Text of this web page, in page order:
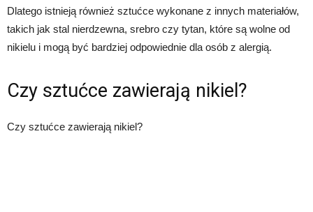
Dlatego istnieją również sztućce wykonane z innych materiałów,
takich jak stal nierdzewna, srebro czy tytan, które są wolne od
nikielu i mogą być bardziej odpowiednie dla osób z alergią.
Czy sztućce zawierają nikiel?
Czy sztućce zawierają nikiel?